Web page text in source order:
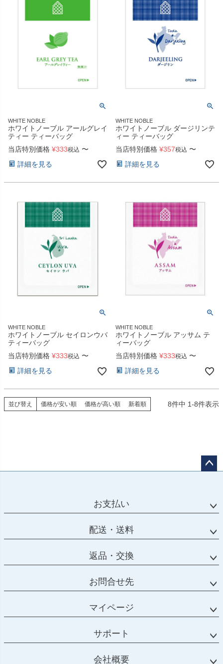
WHITE NOBLE
ホワイトノーブル アールグレイ
ティー ティーバッグ
当店特別価格 ¥333税込 〜
詳細を見る
WHITE NOBLE
ホワイトノーブル ダージリンテ
ィー ティーバッグ
当店特別価格 ¥357税込 〜
詳細を見る
WHITE NOBLE
ホワイトノーブル セイロンウバ
ティーバッグ
当店特別価格 ¥333税込 〜
詳細を見る
WHITE NOBLE
ホワイトノーブル アッサム テ
ィーバッグ
当店特別価格 ¥333税込 〜
詳細を見る
並び替え 価格が安い順 価格が高い順 新着順 8件中 1-8件表示
お支払い
配送・送料
返品・交換
お問合せ先
マイページ
サポート
会社概要